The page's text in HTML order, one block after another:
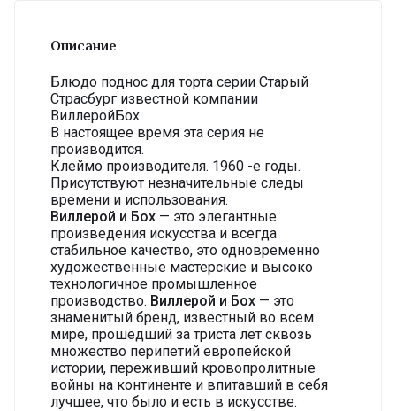
Описание
Блюдо поднос для торта серии Старый
Страсбург известной компании
ВиллеройБох.
В настоящее время эта серия не
производится.
Клеймо производителя. 1960 -е годы.
Присутствуют незначительные следы
времени и использования.
Виллерой и Бох — это элегантные
произведения искусства и всегда
стабильное качество, это одновременно
художественные мастерские и высоко
технологичное промышленное
производство. Виллерой и Бох — это
знаменитый бренд, известный во всем
мире, прошедший за триста лет сквозь
множество перипетий европейской
истории, переживший кровопролитные
войны на континенте и впитавший в себя
лучшее, что было и есть в искусстве.